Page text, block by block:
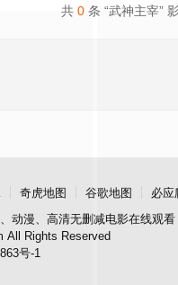
共 0 条 “武神主宰”
奇虎地图 谷歌地图
必应
动漫、高清无删减电影在线观看
All Rights Reserved
号-1